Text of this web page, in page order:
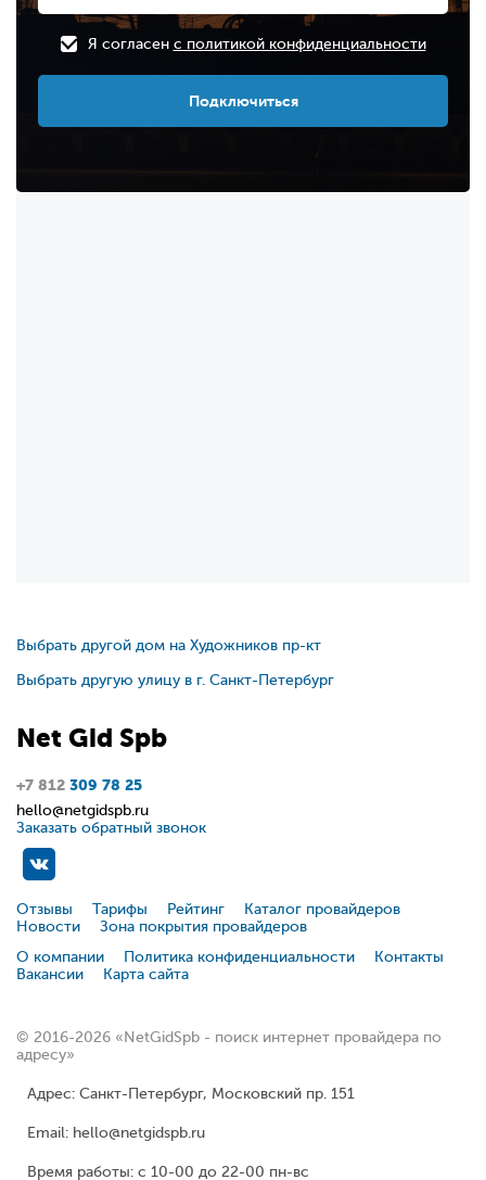
Я согласен с политикой конфиденциальности
Подключиться
Выбрать другой дом на Художников пр-кт
Выбрать другую улицу в г. Санкт-Петербург
Net Gid Spb
+7 812 309 78 25
hello@netgidspb.ru
Заказать обратный звонок
Отзывы Тарифы Рейтинг
Каталог провайдеров
Новости
Зона покрытия провайдеров
О компании
Политика конфиденциальности
Контакты
Вакансии
Карта сайта
© 2016-2026 «NetGidSpb - поиск интернет провайдера по
адресу»
Адрес: Санкт-Петербург, Московский пр. 151
Email: hello@netgidspb.ru
Время работы: с 10-00 до 22-00 пн-вс